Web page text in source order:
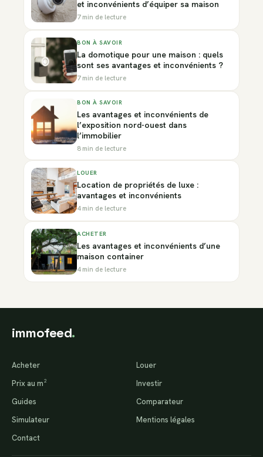
et inconvénients d’équiper sa maison
7 min de lecture
BON À SAVOIR
La domotique pour une maison : quels
sont ses avantages et inconvénients ?
7 min de lecture
BON À SAVOIR
Les avantages et inconvénients de
l’exposition nord-ouest dans
l’immobilier
8 min de lecture
LOUER
Location de propriétés de luxe :
avantages et inconvénients
4 min de lecture
ACHETER
Les avantages et inconvénients d’une
maison container
4 min de lecture
immofeed.
Acheter
Louer
Prix au m²
Investir
Guides
Comparateur
Simulateur
Mentions légales
Contact